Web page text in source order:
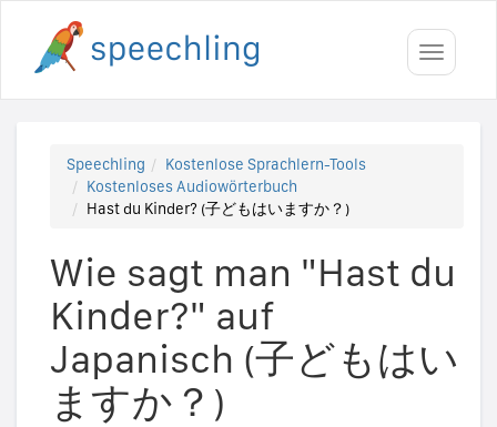
Toggle
Speechling
Kostenlose Sprachlern-Tools
Kostenloses Audiowörterbuch
Hast du Kinder? (子どもはいますか？)
Wie sagt man "Hast du
Kinder?" auf
Japanisch (子どもはい
ますか？)